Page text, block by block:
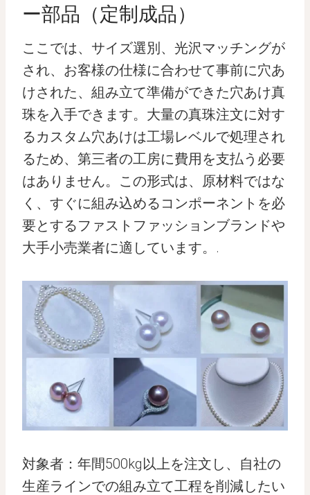
ー部品（定制成品）
ここでは、サイズ選別、光沢マッチングが
され、お客様の仕様に合わせて事前に穴あ
けされた、組み立て準備ができた穴あけ真
珠を入手できます。大量の真珠注文に対す
るカスタム穴あけは工場レベルで処理され
るため、第三者の工房に費用を支払う必要
はありません。この形式は、原材料ではな
く、すぐに組み込めるコンポーネントを必
要とするファストファッションブランドや
大手小売業者に適しています。.
対象者：年間500kg以上を注文し、自社の
生産ラインでの組み立て工程を削減したい